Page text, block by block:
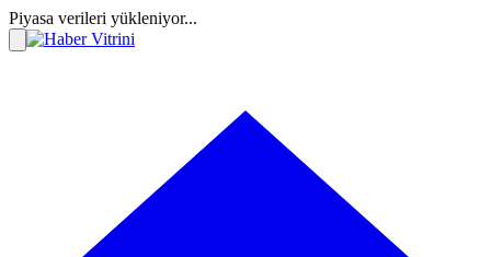
Piyasa verileri yükleniyor...